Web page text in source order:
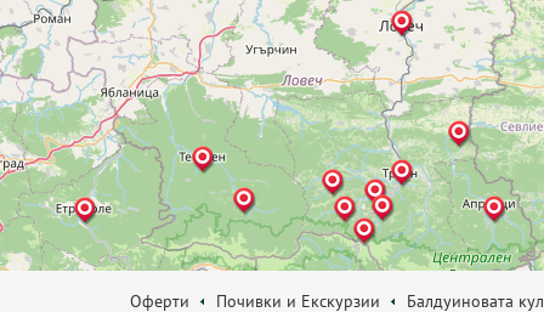
Оферти Почивки и Екскурзии Балдуиновата